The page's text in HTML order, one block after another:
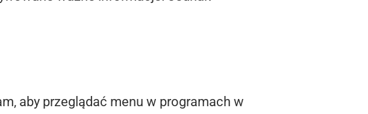
aby przeglądać menu w programach w